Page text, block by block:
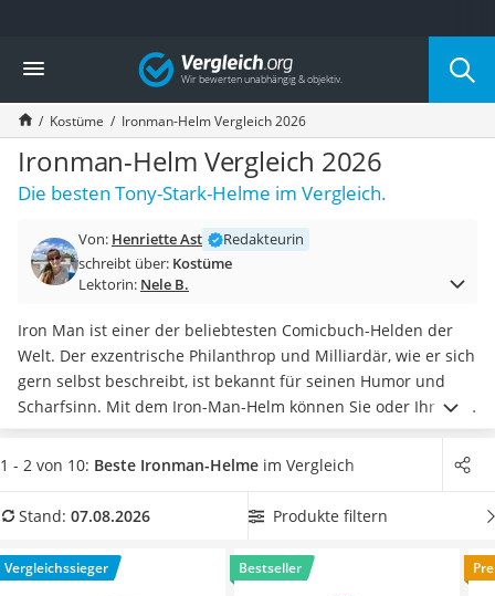
Die beliebtesten Vergleiche nach Kategorie
Freizeit & Sport
Gartentrampolin
Trampolin
Metalldetektor
Eufab-Fahrradträger
Trampolin 366 cm
Aluminium-Koffer
Futterboot
E-Bike-Dreirad
Trekkingschuhe Herren
Reisetasche mit Rollen
Klimmzugstation
Koffer
Nachtsichtgerät
Handgepäck-Koffer
Wanderschuhe Herren
Sicherheitsweste Reiten
Vergleich
Kostüme Ironman-Helm Vergleich 2026
Ironman-Helm Vergleich 2026
Die besten Tony-Stark-Helme im Vergleich.
Von: Henriette Ast
Redakteurin
schreibt über: Kostüme
Lektorin: Nele B.
Iron Man ist einer der beliebtesten Comicbuch-Helden der
Welt. Der exzentrische Philanthrop und Milliardär, wie er sich
gern selbst beschreibt, ist bekannt für seinen Humor und
Scharfsinn. Mit dem Iron-Man-Helm können Sie oder Ihr Kind
in die beliebte Rolle des Superhelden Tony Stark schlüpfen.
Laut gängigen Online-Tests sind bei den Fans die
Ebenso beliebt ist das Captain-America-Schild. Wählen Sie
Sprachsteuerung
aus, um Funktionen des Helmes auf
Kommando steuern zu können. Überzeugt hat uns hier im
1 - 2 von 10: Beste Ironman-Helme im Vergleich
Stand: 07.08.2026 Produkte filtern
Vergleichssieger Bestseller